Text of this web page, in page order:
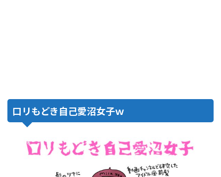
口リもどき自己愛沼女子ｗ